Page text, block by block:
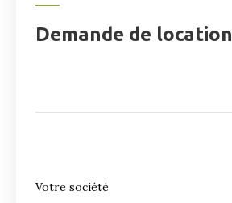
Demande de location
Votre société